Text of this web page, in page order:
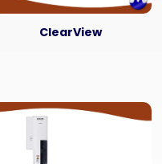
ClearView